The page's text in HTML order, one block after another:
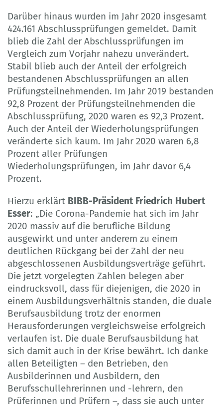
Darüber hinaus wurden im Jahr 2020 insgesamt
424.161 Abschlussprüfungen gemeldet. Damit
blieb die Zahl der Abschlussprüfungen im
Vergleich zum Vorjahr nahezu unverändert.
Stabil blieb auch der Anteil der erfolgreich
bestandenen Abschlussprüfungen an allen
Prüfungsteilnehmenden. Im Jahr 2019 bestanden
92,8 Prozent der Prüfungsteilnehmenden die
Abschlussprüfung, 2020 waren es 92,3 Prozent.
Auch der Anteil der Wiederholungs­prüfungen
veränderte sich kaum. Im Jahr 2020 waren 6,8
Prozent aller Prüfungen
Wiederholungsprüfungen, im Jahr davor 6,4
Prozent.
Hierzu erklärt BIBB-Präsident Friedrich Hubert
Esser: „Die Corona-Pandemie hat sich im Jahr
2020 massiv auf die berufliche Bildung
ausgewirkt und unter anderem zu einem
deutlichen Rückgang bei der Zahl der neu
abgeschlossenen Ausbildungsverträge geführt.
Die jetzt vorgelegten Zahlen belegen aber
eindrucksvoll, dass für diejenigen, die 2020 in
einem Ausbildungsverhältnis standen, die duale
Berufsausbildung trotz der enormen
Herausforderungen vergleichsweise erfolgreich
verlaufen ist. Die duale Berufsausbildung hat
sich damit auch in der Krise bewährt. Ich danke
allen Beteiligten – den Betrieben, den
Ausbilderinnen und Ausbildern, den
Berufsschullehrerinnen und -lehrern, den
Prüferinnen und Prüfern –, dass sie auch unter